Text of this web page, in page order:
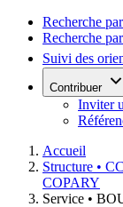
Recherche
Recherche
Suivi des
Contribuer
Inviter
Accueil
Structure •
COPARY
Service •